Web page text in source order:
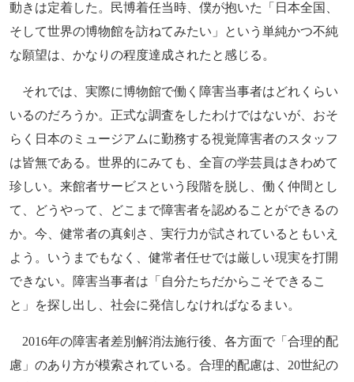
動きは定着した。民博着任当時、僕が抱いた「日本全国、
そして世界の博物館を訪ねてみたい」という単純かつ不純
な願望は、かなりの程度達成されたと感じる。
それでは、実際に博物館で働く障害当事者はどれくらい
いるのだろうか。正式な調査をしたわけではないが、おそ
らく日本のミュージアムに勤務する視覚障害者のスタッフ
は皆無である。世界的にみても、全盲の学芸員はきわめて
珍しい。来館者サービスという段階を脱し、働く仲間とし
て、どうやって、どこまで障害者を認めることができるの
か。今、健常者の真剣さ、実行力が試されているともいえ
よう。いうまでもなく、健常者任せでは厳しい現実を打開
できない。障害当事者は「自分たちだからこそできるこ
と」を探し出し、社会に発信しなければなるまい。
2016年の障害者差別解消法施行後、各方面で「合理的配
慮」のあり方が模索されている。合理的配慮は、20世紀の